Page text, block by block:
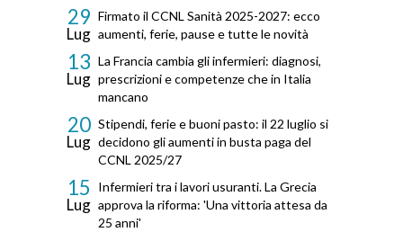
29
Lug
Firmato il CCNL Sanità 2025-2027: ecco
aumenti, ferie, pause e tutte le novità
13
Lug
La Francia cambia gli infermieri: diagnosi,
prescrizioni e competenze che in Italia
mancano
20
Lug
Stipendi, ferie e buoni pasto: il 22 luglio si
decidono gli aumenti in busta paga del
CCNL 2025/27
15
Lug
Infermieri tra i lavori usuranti. La Grecia
approva la riforma: 'Una vittoria attesa da
25 anni'